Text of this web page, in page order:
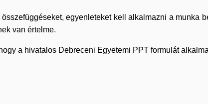
egyenleteket kell alkalmazni a munka
van értelme.
a hivatalos Debreceni Egyetemi PPT formulát